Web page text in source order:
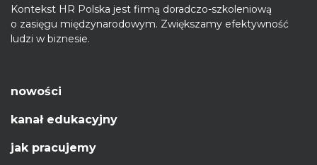
Kontekst HR Polska jest firmą doradczo-szkoleniową
o zasięgu międzynarodowym. Zwiększamy efektywność
ludzi w biznesie.
nowości
kanał edukacyjny
jak pracujemy